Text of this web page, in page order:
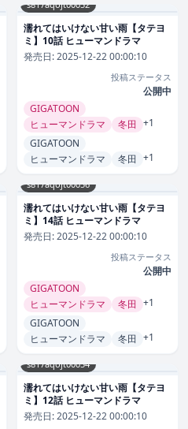
s817aqojt00052
濡れてはいけない甘い雨【タテヨ
ミ】10話 ヒューマンドラマ
発売日:2025-12-22 00:00:10
投稿ステータス
公開中
GIGATOON
ヒューマンドラマ
冬田 +1
GIGATOON
ヒューマンドラマ
冬田 +1
s817aqojt00056
濡れてはいけない甘い雨【タテヨ
ミ】14話 ヒューマンドラマ
発売日:2025-12-22 00:00:10
投稿ステータス
公開中
GIGATOON
ヒューマンドラマ
冬田 +1
GIGATOON
ヒューマンドラマ
冬田 +1
s817aqojt00054
濡れてはいけない甘い雨【タテヨ
ミ】12話 ヒューマンドラマ
発売日:2025-12-22 00:00:10